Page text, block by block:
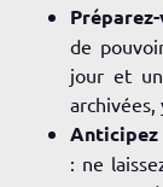
de
jour et
archivées,
: ne